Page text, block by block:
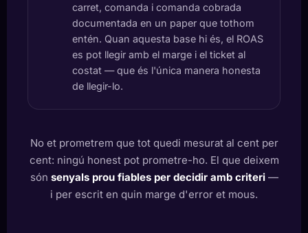
carret, comanda i comanda cobrada
documentada en un paper que tothom
entén. Quan aquesta base hi és, el ROAS
es pot llegir amb el marge i el ticket al
costat — que és l'única manera honesta
de llegir-lo.
No et prometrem que tot quedi mesurat al cent per
cent: ningú honest pot prometre-ho. El que deixem
són senyals prou fiables per decidir amb criteri—
i per escrit en quin marge d'error et mous.